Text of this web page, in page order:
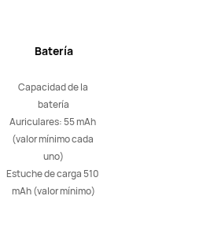
Batería
Capacidad de la
batería
Auriculares: 55 mAh
(valor mínimo cada
uno)
Estuche de carga 510
mAh (valor mínimo)